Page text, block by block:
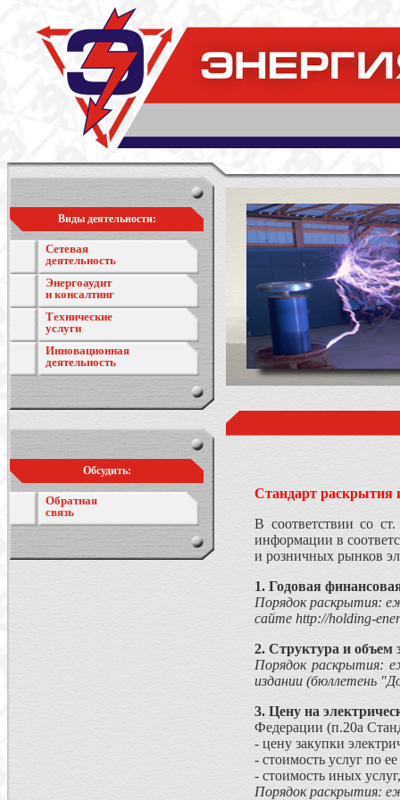
Виды деятельности:
Сетевая
деятельность
Энергоаудит
и консалтинг
Технические
услуги
Инновационная
деятельность
Обсудить:
Обратная
связь
Стандарт раскрытия
В соответствии со
информации в
и розничных рынков
1. Годовая
Порядок раскрытия:
сайте http://holding-
2. Структура и объем
Порядок раскрытия:
издании (бюллетень
3. Цену на
Федерации (п.20а
- цену закупки
- стоимость услуг по ее
- стоимость иных
Порядок раскрытия: